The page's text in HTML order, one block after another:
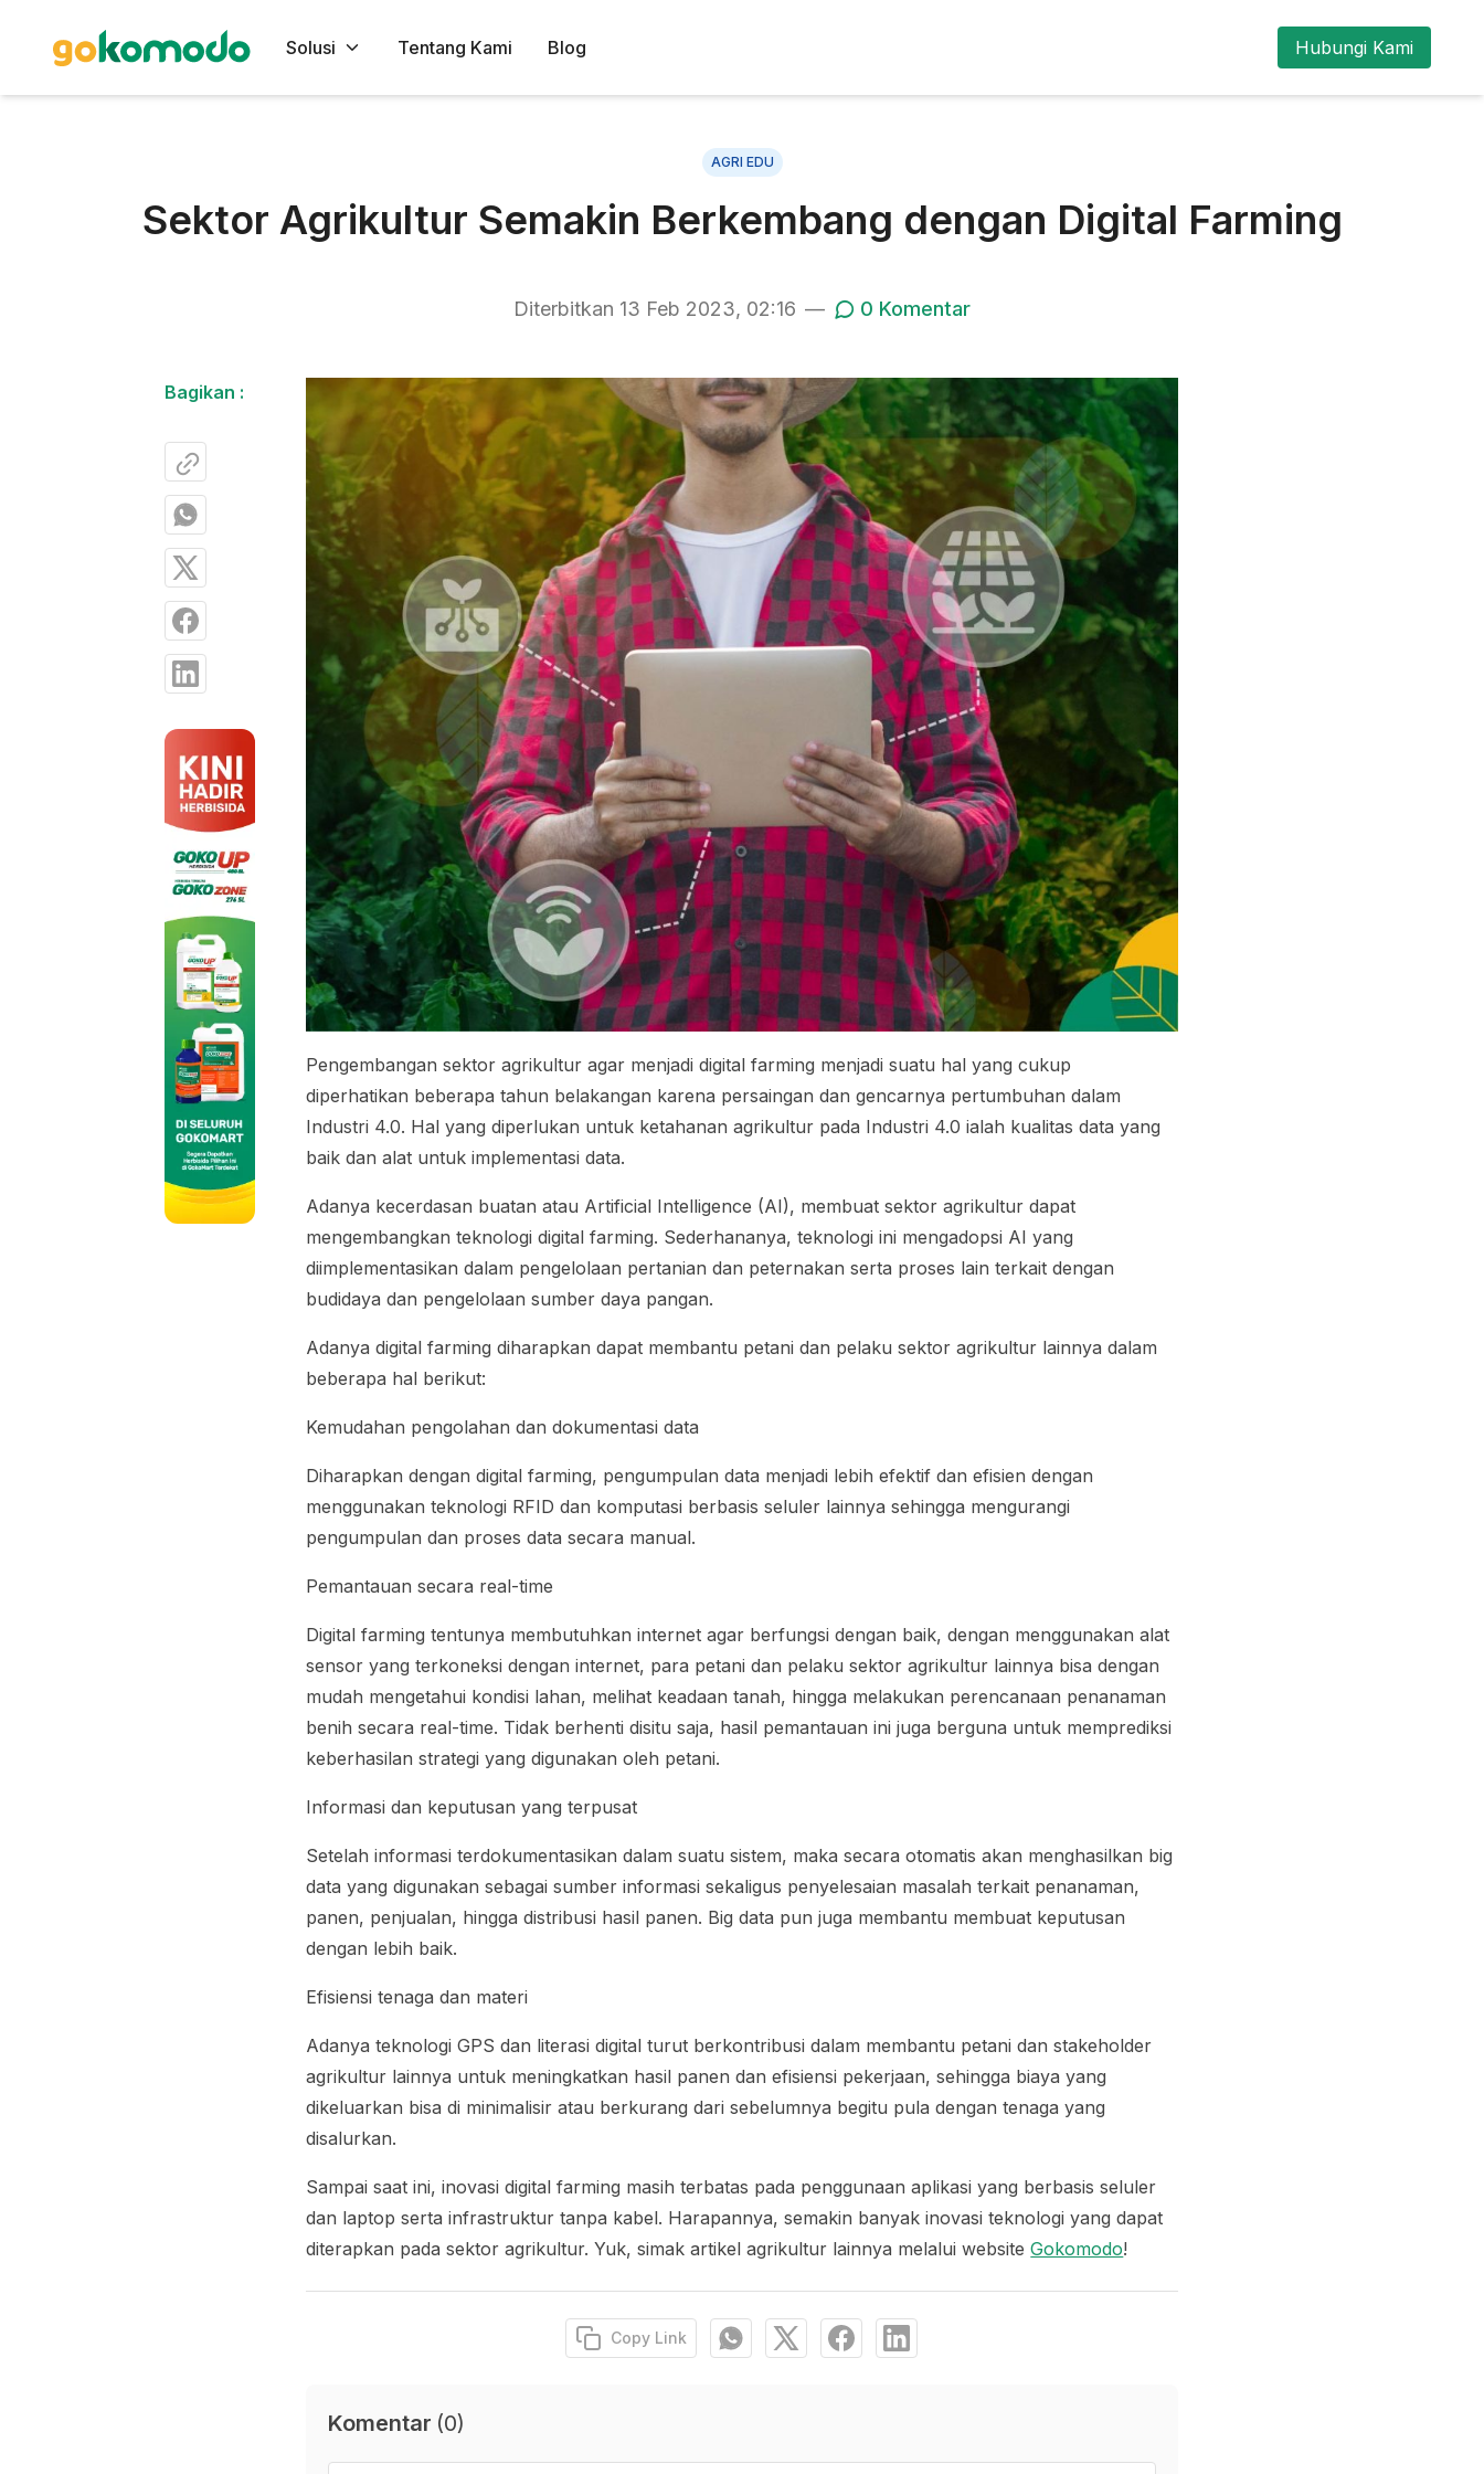
Solusi Tentang Kami Blog Hubungi Kami
AGRI EDU
Sektor Agrikultur Semakin Berkembang dengan Digital Farming
Diterbitkan 13 Feb 2023, 02:16 — 0 Komentar
Bagikan :
Pengembangan sektor agrikultur agar menjadidigital farming menjadi suatu hal yang cukup
diperhatikan beberapa tahun belakangan karena persaingan dan gencarnya pertumbuhan dalam
Industri 4.0. Hal yang diperlukan untuk ketahanan agrikultur pada Industri 4.0 ialah kualitas data yang
baik dan alat untuk implementasi data.
Adanya kecerdasan buatan atau Artificial Intelligence (AI), membuat sektor agrikultur dapat
mengembangkan teknologi digital farming. Sederhananya, teknologi ini mengadopsi AI yang
diimplementasikan dalam pengelolaan pertanian dan peternakan serta proses lain terkait dengan
budidaya dan pengelolaan sumber daya pangan.
Adanya digital farming diharapkan dapat membantu petani dan pelaku sektor agrikultur lainnya dalam
beberapa hal berikut:
Kemudahan pengolahan dan dokumentasi data
Diharapkan dengandigital farming, pengumpulan data menjadi lebih efektif dan efisien dengan
menggunakan teknologi RFID dan komputasi berbasis seluler lainnya sehingga mengurangi
pengumpulan dan proses data secara manual.
Pemantauan secara real-time
Digital farming tentunya membutuhkan internet agar berfungsi dengan baik, dengan menggunakan alat
sensor yang terkoneksi dengan internet, para petani dan pelaku sektor agrikultur lainnya bisa dengan
mudah mengetahui kondisi lahan, melihat keadaan tanah, hingga melakukan perencanaan penanaman
benih secara real-time. Tidak berhenti disitu saja, hasil pemantauan ini juga berguna untuk memprediksi
keberhasilan strategi yang digunakan oleh petani.
Informasi dan keputusan yang terpusat
Setelah informasi terdokumentasikan dalam suatu sistem, maka secara otomatis akan menghasilkan big
data yang digunakan sebagai sumber informasi sekaligus penyelesaian masalah terkait penanaman,
panen, penjualan, hingga distribusi hasil panen. Big data pun juga membantu membuat keputusan
dengan lebih baik.
Efisiensi tenaga dan materi
Adanya teknologi GPS dan literasi digital turut berkontribusi dalam membantu petani danstakeholder
agrikultur lainnya untuk meningkatkan hasil panen dan efisiensi pekerjaan, sehingga biaya yang
dikeluarkan bisa di minimalisir atau berkurang dari sebelumnya begitu pula dengan tenaga yang
disalurkan.
Sampai saat ini, inovasi digital farming masih terbatas pada penggunaan aplikasi yang berbasis seluler
dan laptop serta infrastruktur tanpa kabel. Harapannya, semakin banyak inovasi teknologi yang dapat
diterapkan pada sektor agrikultur. Yuk, simak artikel agrikultur lainnya melalui websiteGokomodo!
Copy Link
Komentar (0)